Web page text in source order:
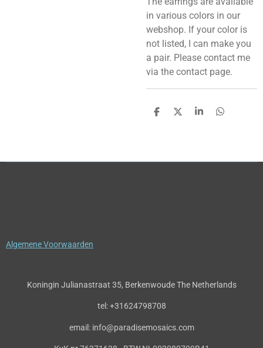
in various colors in our
webshop. If your color is
not listed, I can make you
a pair. Please contact me
via the contact page.
D
D
S
D
Algemene Voorwaarden
Koningin Julianastraat 35, Berkenwoude The Netherlands
tel: +31624798708
email: info@paradisemosaics.com